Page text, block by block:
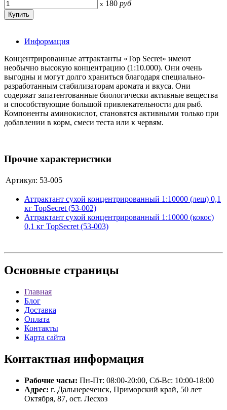
x 180 руб
Информация
Концентрированные аттрактанты «Top Secret» имеют
необычно высокую концентрацию (1:10.000). Они очень
выгодны и могут долго храниться благодаря специально-
разработанным стабилизаторам аромата и вкуса. Они
содержат запатентованные биологически активные вещества
и способствующие большой привлекательности для рыб.
Компоненты аминокислот, становятся активными только при
добавлении в корм, смеси теста или к червям.
Прочие характеристики
Артикул: 53-005
Аттрактант сухой концентрированный 1:10000 (лещ) 0,1
кг TopSecret (53-002)
Аттрактант сухой концентрированный 1:10000 (кокос)
0,1 кг TopSecret (53-003)
Основные страницы
Главная
Блог
Доставка
Оплата
Контакты
Карта сайта
Контактная информация
Рабочие часы: Пн-Пт: 08:00-20:00, Сб-Вс: 10:00-18:00
Адрес: г. Дальнереченск, Приморский край, 50 лет
Октября, 87, ост. Лесхоз